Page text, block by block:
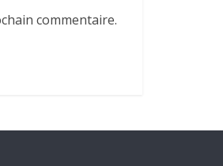
commentaire.